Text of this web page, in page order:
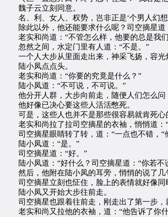
魏子云立刻同意。
名、利、女人、权势，岂非正是‘个男人幻想
除此以外，他还能要求什么呢？司空摘星道
老实和尚道：“不管怎么样，他要的总是我们
忽然之间，水定门里有人道：“不是。”
一个人大步从里面走出来，神采飞扬，容光
陆小凤点点头。
老实和尚道：“你要的究竟是什么？”
陆小凤道：“不可说，不可说。”
他分开人群，大步向前走，随便人们怎么问
他好像已决心要这些人活活憋死。
可是，这些人也并不是那些很容易就肯死心
老实和尚拉了拉司空摘星的衣袖，悄悄道：“
司空摘星眼睛转了转，道：“一点也不错，“
陆小凤道：“是。”
司空摘星道：“好。”
陆小凤道：“好什么？司空摘星道：“你若
然后，他附在陆小凤的耳旁，悄悄的说了几
司空摘星立刻也怔住，脸上的表情就好像同
陆小凤又开始大步往前走。
司空摘星也跟着往前走，刚走出了第一步，
老实和尚又拉他的衣袖，道：“他告诉了你